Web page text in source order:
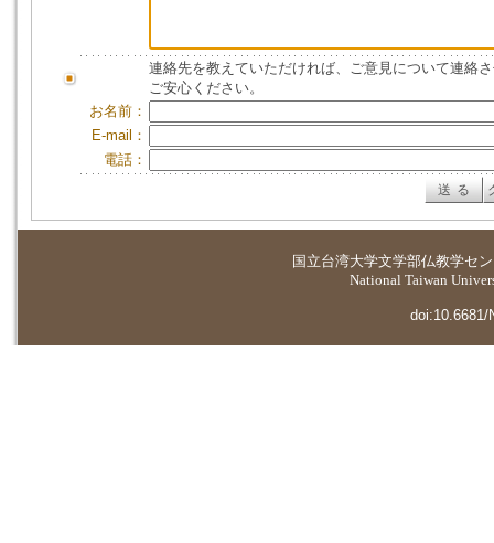
連絡先を教えていただければ、ご意見について連絡
ご安心ください。
お名前：
E-mail：
電話：
国立台湾大学文学部仏教学セ
National Taiwan
doi:10.6681/